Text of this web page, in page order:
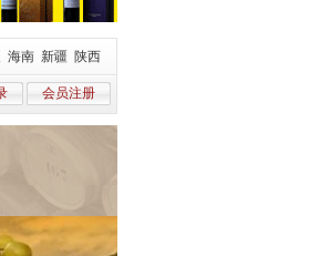
海南 新疆 陕西
会员注册